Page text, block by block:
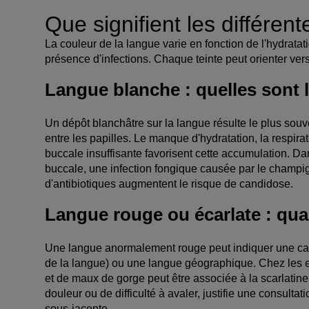
Que signifient les
La couleur de la langue varie en fonction de
présence d'infections. Chaque teinte peut orienter
Langue blanche : quelles sont
Un dépôt blanchâtre sur la langue résulte le plus
entre les papilles. Le manque d'hydratation, la
buccale insuffisante favorisent cette accumulation.
buccale, une infection fongique causée par le
d'antibiotiques augmentent le risque de candidose.
Langue rouge ou écarlate :
Une langue anormalement rouge peut indiquer une
de la langue) ou une langue géographique. Chez les
et de maux de gorge peut être associée à la
douleur ou de difficulté à avaler, justifie une